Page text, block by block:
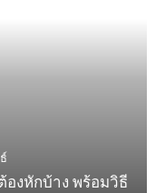
งหักบ้าง พร้อมวิธี